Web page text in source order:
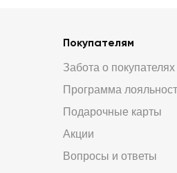
Покупателям
Забота о покупателях
Программа
Подарочные карты
Акции
Вопросы и ответы